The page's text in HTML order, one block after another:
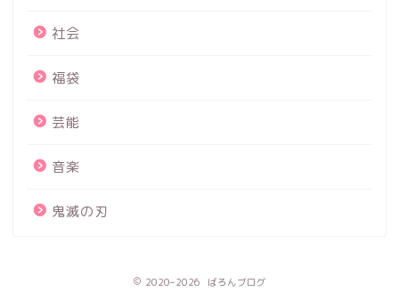
社会
福袋
芸能
音楽
鬼滅の刃
2020–2026 ばろんブログ